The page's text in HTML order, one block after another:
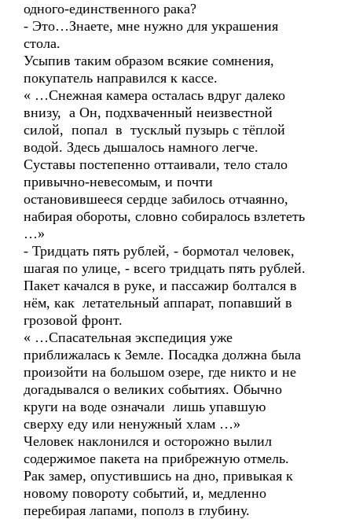
одного-единственного рака?
- Это…Знаете, мне нужно для украшения
стола.
Усыпив таким образом всякие сомнения,
покупатель направился к кассе.
« …Снежная камера осталась вдруг далеко
внизу, а Он, подхваченный неизвестной
силой, попал в тусклый пузырь с тёплой
водой. Здесь дышалось намного легче.
Суставы постепенно оттаивали, тело стало
привычно-невесомым, и почти
остановившееся сердце забилось отчаянно,
набирая обороты, словно собиралось взлететь
…»
- Тридцать пять рублей, - бормотал человек,
шагая по улице, - всего тридцать пять рублей.
Пакет качался в руке, и пассажир болтался в
нём, как летательный аппарат, попавший в
грозовой фронт.
« …Спасательная экспедиция уже
приближалась к Земле. Посадка должна была
произойти на большом озере, где никто и не
догадывался о великих событиях. Обычно
круги на воде означали лишь упавшую
сверху еду или ненужный хлам …»
Человек наклонился и осторожно вылил
содержимое пакета на прибрежную отмель.
Рак замер, опустившись на дно, привыкая к
новому повороту событий, и, медленно
перебирая лапами, пополз в глубину.